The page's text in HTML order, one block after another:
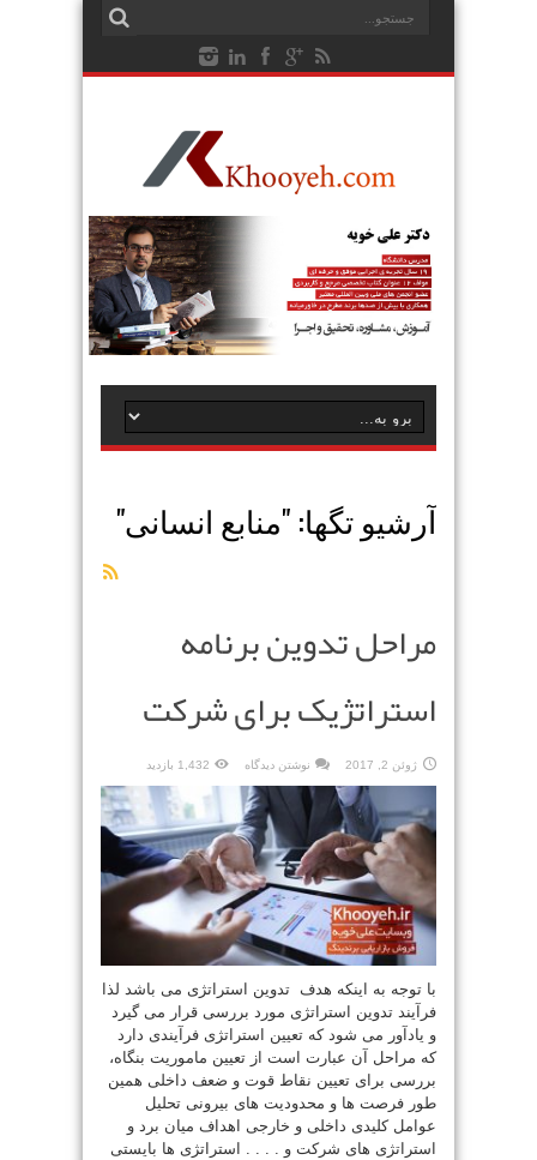
آرشیو تگها: "منابع انسانی"
مراحل تدوین برنامه
استراتژیک برای شرکت
ژوئن 2, 2017 نوشتن دیدگاه 1,432 بازدید
با توجه به اینکه هدف تدوین استراتژی می باشد لذا
فرآیند تدوین استراتژی مورد بررسی قرار می گیرد
و یادآور می شود که تعیین استراتژی فرآیندی دارد
که مراحل آن عبارت است از تعیین ماموریت بنگاه،
بررسی برای تعیین نقاط قوت و ضعف داخلی همین
طور فرصت ها و محدودیت های بیرونی تحلیل
عوامل کلیدی داخلی و خارجی اهداف میان برد و
استراتژی های شرکت و . . . . استراتژی ها بایستی